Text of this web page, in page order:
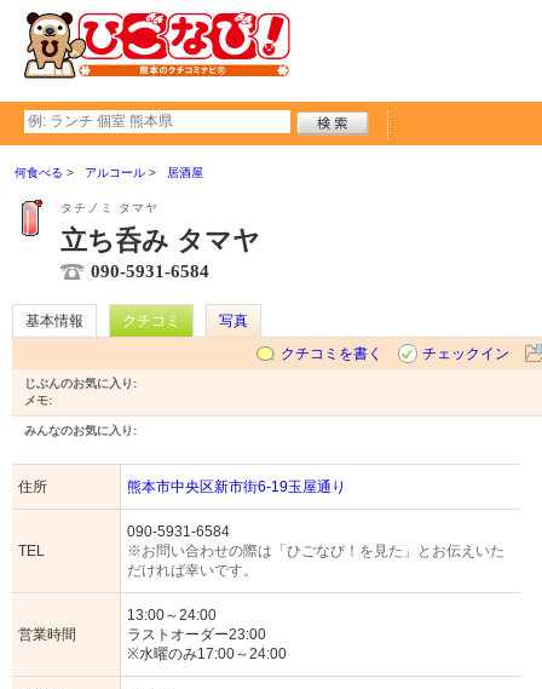
何食べる アルコール 居酒屋
タチノミ タマヤ
立ち呑み タマヤ
090-5931-6584
基本情報 クチコミ
写真
クチコミを書く
チェックイン
じぶんのお気に入り:
メモ:
みんなのお気に入り:
住所 熊本市中央区新市街6-19玉屋通り
TEL
090-5931-6584
※お問い合わせの際は「ひごなび！を見た」とお伝えいた
だければ幸いです。
営業時間
13:00～24:00
ラストオーダー23:00
※水曜のみ17:00～24:00